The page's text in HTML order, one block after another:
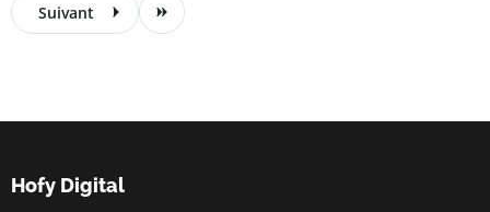
Suivant
Hofy Digital